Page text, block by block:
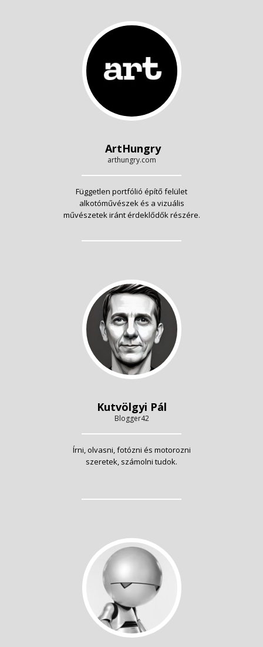
ArtHungry
arthungry.com
Független portfólió építő felület
alkotóművészek és a vizuális
művészetek iránt érdeklődők részére.
Kutvölgyi Pál
Blogger42
Írni, olvasni, fotózni és motorozni
szeretek, számolni tudok.